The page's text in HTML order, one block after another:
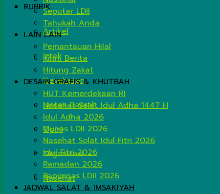
RUBRIK
Artikel
Iptek
Kesehatan
Lintas Daerah
Opini
Organisasi
Nasehat
Seputar LDII
Tahukah Anda
LAIN LAIN
Pemantauan Hilal
Kirim Berita
Hitung Zakat
DESAIN GRAFIS & KHUTBAH
HUT Kemerdekaan RI
Nasehat Salat Idul Adha 1447 H
Idul Adha 2026
Munas LDII 2026
Nasehat Solat Idul Fitri 2026
Idul Fitri 2026
Ramadan 2026
Rapimnas LDII 2026
JADWAL SALAT & IMSAKIYAH